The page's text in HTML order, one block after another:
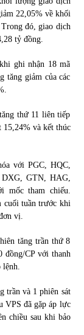
22,05% về khối
đó, giao dịch
tỷ đồng.
ghi nhận 18 mã
tăng giảm của các
thứ 11 liên tiếp
15,24% và kết thúc
với PGC, HQC,
GTN, HAG,
tham chiếu.
cuối tuần trước khi
vị.
tăng trần thứ 8
CP với thanh
trần và 1 phiên sát
VPS đã gặp áp lực
chiều sau khi bảo